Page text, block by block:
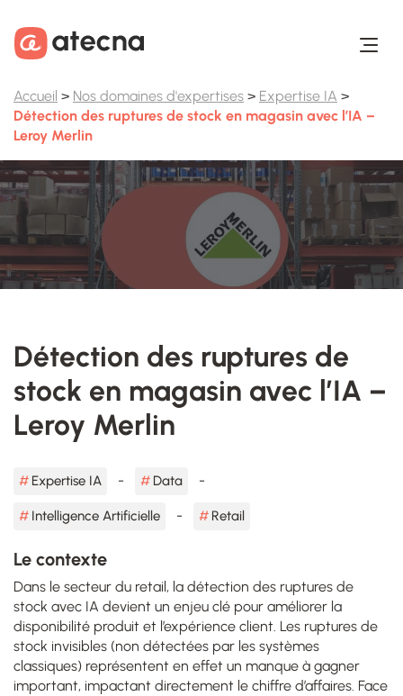
Accueil > Nos domaines d'expertises > Expertise IA >
Détection des ruptures de stock en magasin avec l’IA –
Leroy Merlin
Détection des ruptures de
stock en magasin avec l’IA –
Leroy Merlin
Expertise IA Data
Intelligence Artificielle Retail
Le contexte
Dans le secteur du retail, la détection des ruptures de
stock avec IA devient un enjeu clé pour améliorer la
disponibilité produit et l’expérience client. Les ruptures de
stock invisibles (non détectées par les systèmes
classiques) représentent en effet un manque à gagner
important, impactant directement le chiffre d’affaires. Face